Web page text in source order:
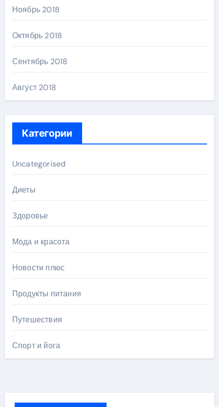
Ноябрь 2018
Октябрь 2018
Сентябрь 2018
Август 2018
Категории
Uncategorised
Диеты
Здоровье
Мода и красота
Новости плюс
Продукты питания
Путешествия
Спорт и йога